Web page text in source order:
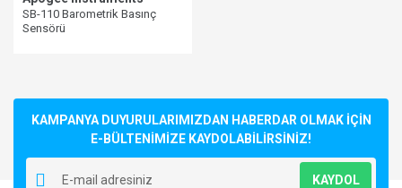
SB-110 Barometrik Basınç
Sensörü
KAMPANYA DUYURULARIMIZDAN HABERDAR OLMAK İÇİN
E-BÜLTENİMİZE KAYDOLABİLİRSİNİZ!
KAYDOL